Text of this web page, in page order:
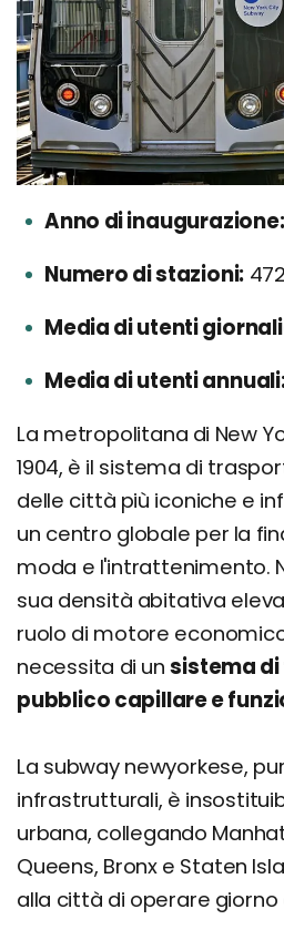
Anno di inaugurazione:
Numero di stazioni: 472
Media di utenti
Media di utenti
La metropolitana di New
1904, è il sistema di
delle città più iconiche e
un centro globale per la
moda e l'intrattenimento.
sua densità abitativa
ruolo di motore
necessita di unsistema
pubblico capillare e
La subway newyorkese,
infrastrutturali, è
urbana, collegando
Queens, Bronx e Staten
alla città di operare